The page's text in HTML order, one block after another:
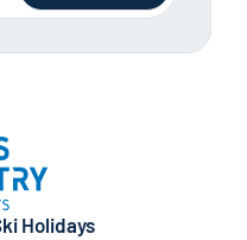
Holidays